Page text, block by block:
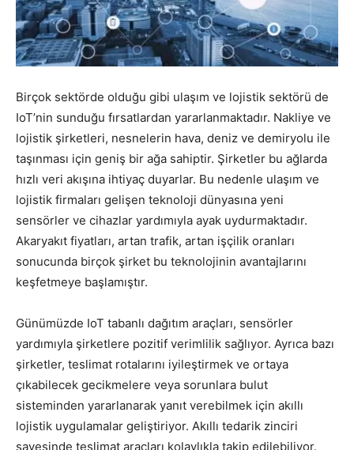
Birçok sektörde olduğu gibi ulaşım ve lojistik sektörü de
IoT’nin sunduğu fırsatlardan yararlanmaktadır. Nakliye ve
lojistik şirketleri, nesnelerin hava, deniz ve demiryolu ile
taşınması için geniş bir ağa sahiptir. Şirketler bu ağlarda
hızlı veri akışına ihtiyaç duyarlar. Bu nedenle ulaşım ve
lojistik firmaları gelişen teknoloji dünyasına yeni
sensörler ve cihazlar yardımıyla ayak uydurmaktadır.
Akaryakıt fiyatları, artan trafik, artan işçilik oranları
sonucunda birçok şirket bu teknolojinin avantajlarını
keşfetmeye başlamıştır.
Günümüzde IoT tabanlı dağıtım araçları, sensörler
yardımıyla şirketlere pozitif verimlilik sağlıyor. Ayrıca bazı
şirketler, teslimat rotalarını iyileştirmek ve ortaya
çıkabilecek gecikmelere veya sorunlara bulut
sisteminden yararlanarak yanıt verebilmek için akıllı
lojistik uygulamalar geliştiriyor. Akıllı tedarik zinciri
sayesinde teslimat araçları kolaylıkla takip edilebiliyor.